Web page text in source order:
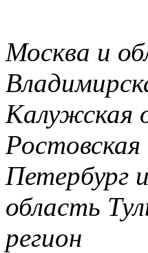
Москва и
Калужская
Петербург
область
регион